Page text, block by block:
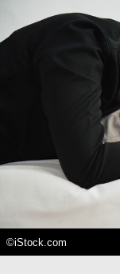
©iStock.com